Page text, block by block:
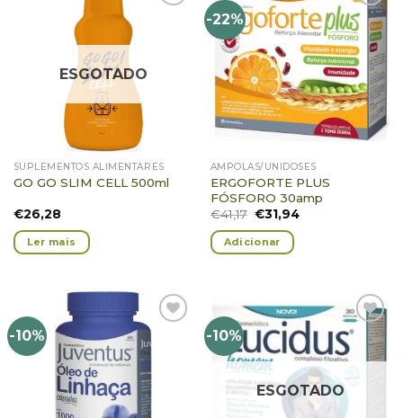
ESGOTADO
SUPLEMENTOS ALIMENTARES
GO GO SLIM CELL 500ml
€26,28
Ler mais
-22%
Adicionar
Favoritos
AMPOLAS/UNIDOSES
ERGOFORTE PLUS
FÓSFORO 30amp
€41,17 €31,94
Adicionar
-10%
Adicionar
Favoritos
-10%
Adicionar
Favoritos
ESGOTADO